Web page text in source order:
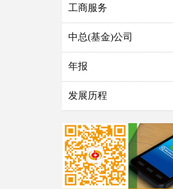
工商服务
中总(基金)公司
年报
发展历程